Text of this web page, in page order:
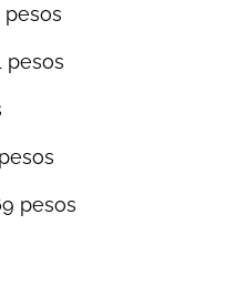
pesos
pesos
pesos